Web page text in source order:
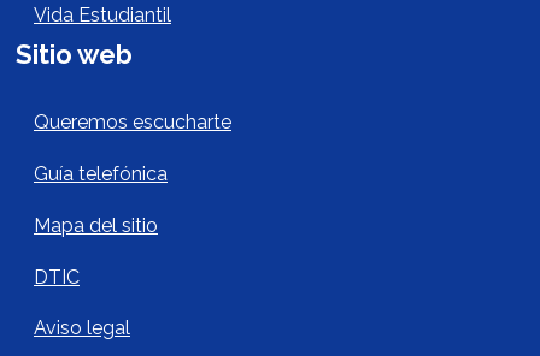
Vida Estudiantil
Sitio web
Sitio Web Footer
Queremos escucharte
Guía telefónica
Mapa del sitio
DTIC
Aviso legal